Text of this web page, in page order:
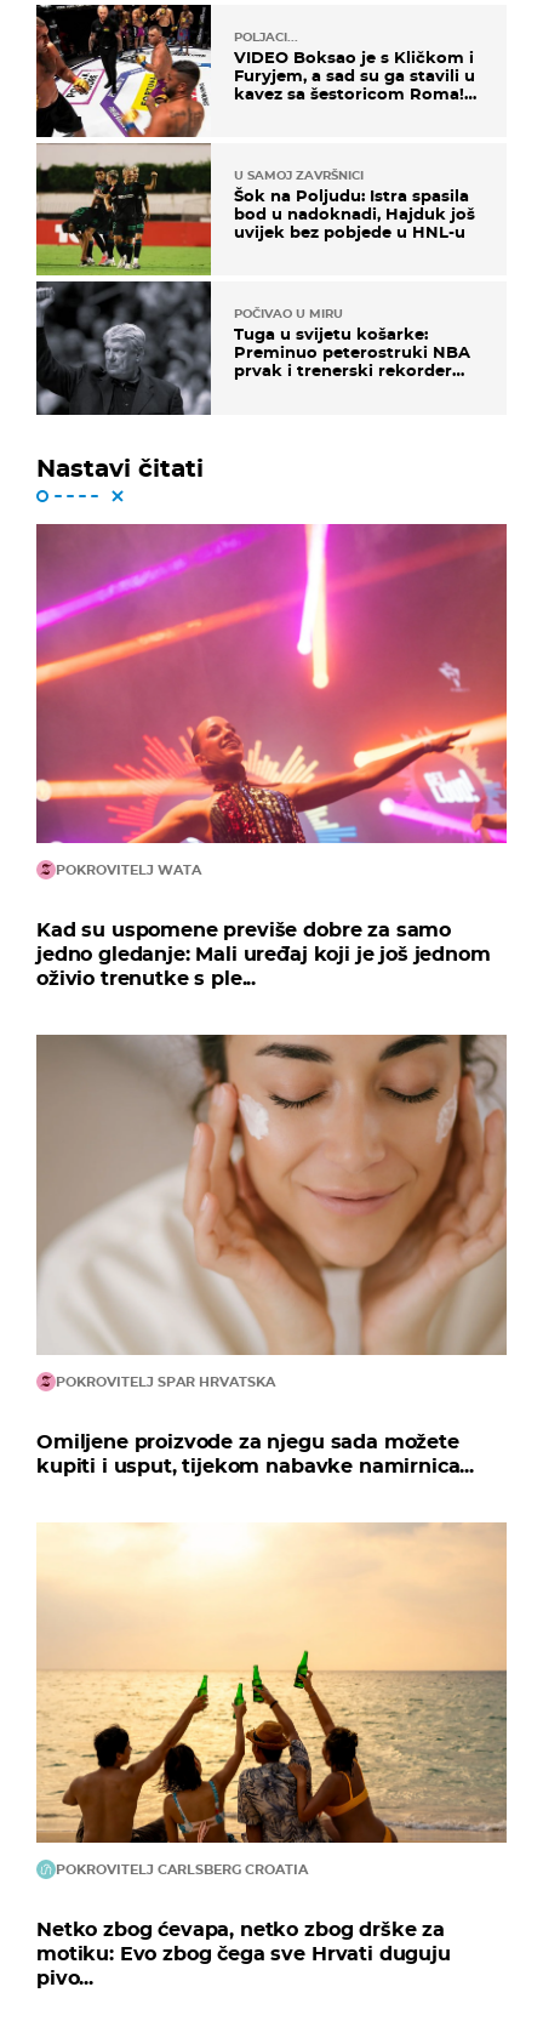
POLJACI...
VIDEO Boksao je s Kličkom i
Furyjem, a sad su ga stavili u
kavez sa šestoricom Roma!
U SAMOJ ZAVRŠNICI
Šok na Poljudu: Istra spasila
bod u nadoknadi, Hajduk još
uvijek bez pobjede u HNL-u
POČIVAO U MIRU
Tuga u svijetu košarke:
Preminuo peterostruki NBA
prvak i trenerski rekorder
Nastavi čitati
POKROVITELJ WATA
Kad su uspomene previše dobre za samo
jedno gledanje: Mali uređaj koji je još jednom
oživio trenutke s ple...
POKROVITELJ SPAR HRVATSKA
Omiljene proizvode za njegu sada možete
kupiti i usput, tijekom nabavke namirnica...
POKROVITELJ CARLSBERG CROATIA
Netko zbog ćevapa, netko zbog drške za
motiku: Evo zbog čega sve Hrvati duguju
pivo...